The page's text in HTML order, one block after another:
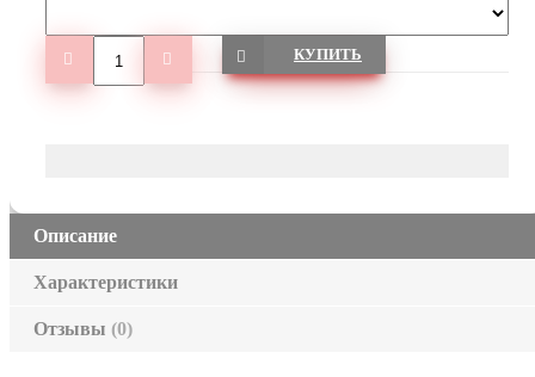
КУПИТЬ
Описание
Характеристики
Отзывы (0)